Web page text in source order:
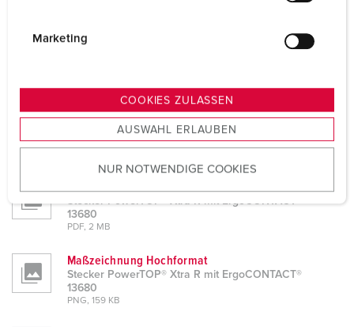
s
u
w
a
Marketing
COOKIES ZULASSEN
AUSWAHL ERLAUBEN
NUR NOTWENDIGE COOKIES
CAD-Daten STP
CAD-Daten 3D-DWG
Stecker PowerTOP® Xtra R mit ErgoCONTACT®
13680
Stecker PowerTOP® Xtra R mit ErgoCONTACT®
13680
PDF, 2 MB
Maßzeichnung Hochformat
Stecker PowerTOP® Xtra R mit ErgoCONTACT®
13680
PNG, 159 KB